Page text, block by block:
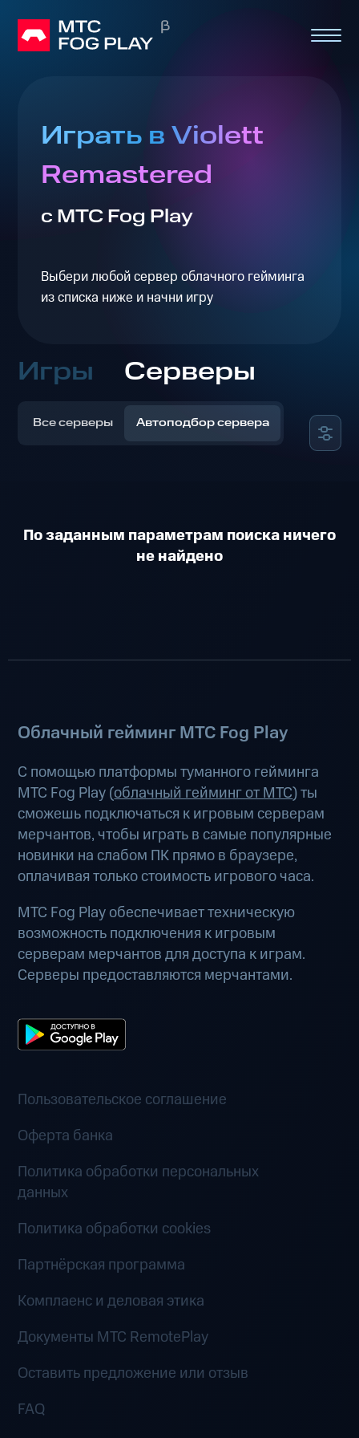
Играть в Violett
Remastered
с МТС Fog Play
Выбери любой сервер облачного гейминга
из списка ниже и начни игру
Игры Серверы
Все серверы Автоподбор сервера
По заданным параметрам поиска ничего
не найдено
Облачный гейминг МТС Fog Play
С помощью платформы туманного гейминга
МТС Fog Play (облачный гейминг от МТС) ты
сможешь подключаться к игровым серверам
мерчантов, чтобы играть в самые популярные
новинки на слабом ПК прямо в браузере,
оплачивая только стоимость игрового часа.
МТС Fog Play обеспечивает техническую
возможность подключения к игровым
серверам мерчантов для доступа к играм.
Серверы предоставляются мерчантами.
Пользовательское соглашение
Оферта банка
Политика обработки персональных
данных
Политика обработки cookies
Партнёрская программа
Комплаенс и деловая этика
Документы MTC RemotePlay
Оставить предложение или отзыв
FAQ